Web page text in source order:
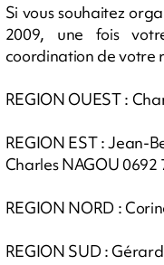
Si vous souhaitez
2009, une fois
coordination de votre
REGION OUEST :
REGION EST : Jean-
Charles NAGOU 0692
REGION NORD :
REGION SUD :